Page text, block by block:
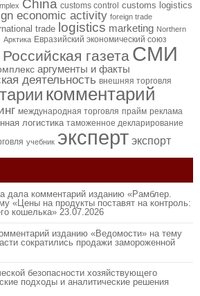
China customs control customs logistics
economic activity foreign trade
trade logistics marketing Northern
Арктика Евразийский экономический союз
Российская газета СМИ
аргументы и факты
деятельность внешняя торговля
комментарий
международная торговля прайм реклама
логистика таможенное декларирование
учебник эксперт экспорт
дала комментарий изданию «Рамблер.
«Цены на продукты поставят на контроль:
кошелька» 23.07.2026
изданию «Ведомости» на тему
сократились продажи замороженной
безопасности хозяйствующего
подходы и аналитические решения